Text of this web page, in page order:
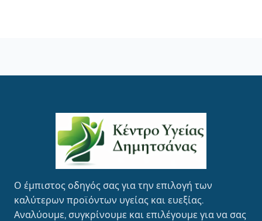
Ο έμπιστος οδηγός σας για την επιλογή των
καλύτερων προϊόντων υγείας και ευεξίας.
Αναλύουμε, συγκρίνουμε και επιλέγουμε για να σας